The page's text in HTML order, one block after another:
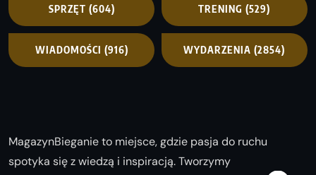
SPRZĘT (604) TRENING (529)
WIADOMOŚCI (916) WYDARZENIA (2854)
MagazynBieganie to miejsce, gdzie pasja do ruchu
spotyka się z wiedzą i inspiracją. Tworzymy